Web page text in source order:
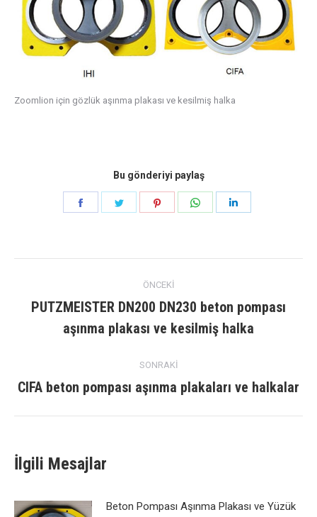
Zoomlion için gözlük aşınma plakası ve kesilmiş halka
Bu gönderiyi paylaş
Paylaş
Paylaş
Paylaş
Paylaş
gönderisi
ÖNCEKI
Önceki
yazı:
PUTZMEISTER DN200 DN230 beton pompası
aşınma plakası ve kesilmiş halka
SONRAKI
Sonraki
CIFA beton pompası aşınma plakaları ve halkalar
İlgili Mesajlar
Beton Pompası Aşınma Plakası ve Yüzük